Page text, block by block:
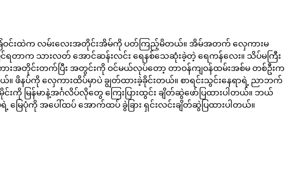
ခြံဝင်းထဲက လမ်းလေးအတိုင်းအိမ်ကို ပတ်ကြည့်မိတယ်။ အိမ်အတက် လှေကားမ
ြင်ရတာက သားလတ် အောင်ဆန်းလင်း ရေနစ်သေဆုံးခဲ့တဲ့ ရေကန်လေး။ သိပ်မကြီး
းအတိုင်းတက်ပြီး အတွင်းကို ဝင်မယ်လုပ်တော့ တာဝန်ကျဝန်ထမ်းအစ်မ တစ်ဦးက
ယ်။ ဖိနပ်ကို လှေကားထိပ်မှာပဲ ချွတ်ထားခဲ့ခိုင်းတယ်။ စာရင်းသွင်းနေရာရဲ့ ညာဘက်
းကို မြန်မာနဲ့အင်္ဂလိပ်လိုတွေ ကြေးပြားထွင်း ချိတ်ဆွဲဖော်ပြထားပါတယ်။ ဘယ်
ြေပုံကို အပေါ်ထပ် အောက်ထပ် ခွဲခြား ရှင်းလင်းချိတ်ဆွဲပြထားပါတယ်။